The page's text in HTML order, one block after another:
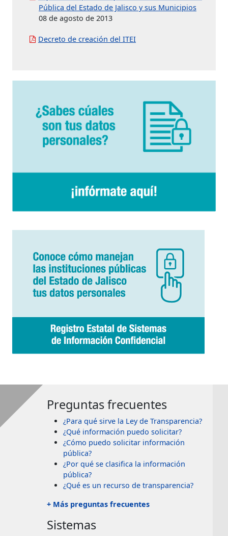
Pública del Estado de Jalisco y sus Municipios
08 de agosto de 2013
Decreto de creación del ITEI
Preguntas frecuentes
¿Para qué sirve la Ley de Transparencia?
¿Qué información puedo solicitar?
¿Cómo puedo solicitar información
pública?
¿Por qué se clasifica la información
pública?
¿Qué es un recurso de transparencia?
+ Más preguntas frecuentes
Sistemas